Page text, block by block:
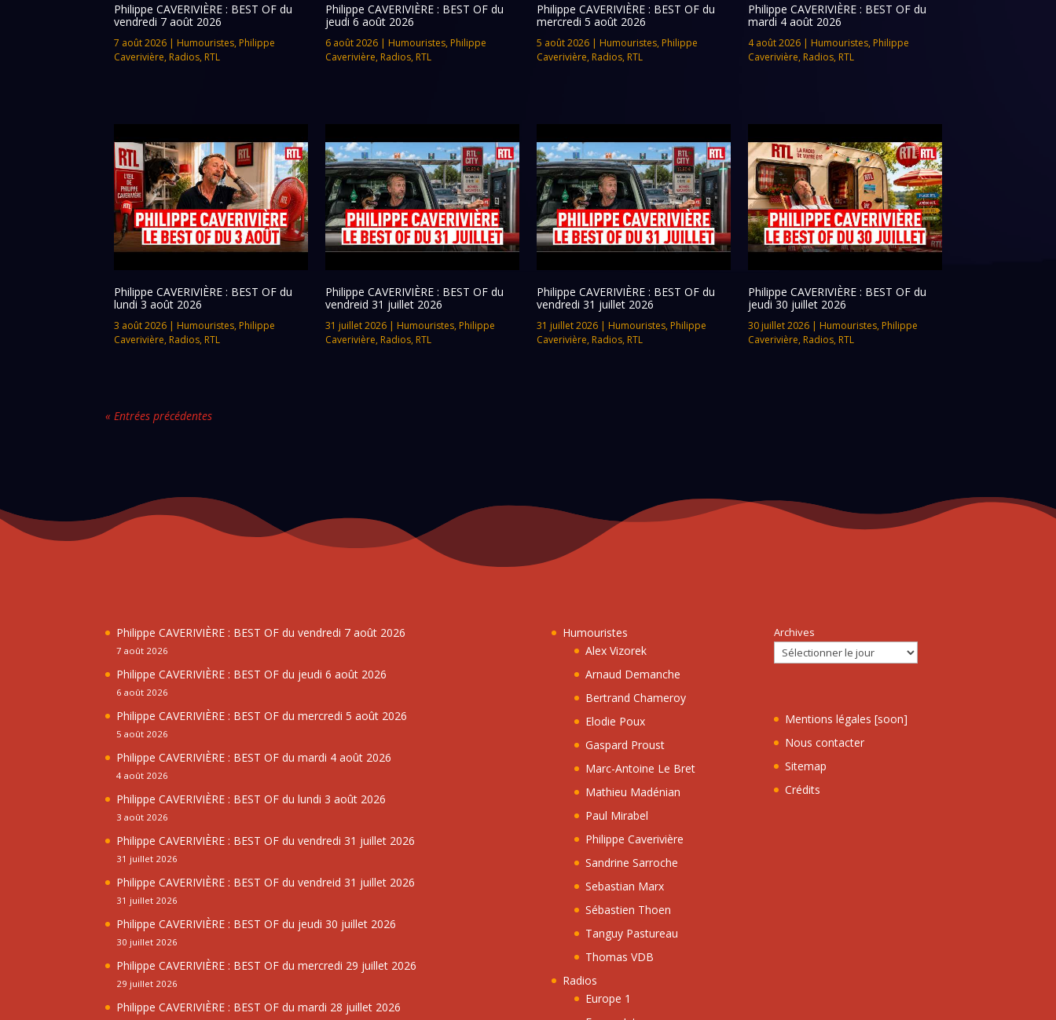
Philippe CAVERIVIÈRE : BEST OF du
vendredi 7 août 2026
7 août 2026 | Humouristes, Philippe
Caverivière, Radios, RTL
Philippe CAVERIVIÈRE : BEST OF du
jeudi 6 août 2026
6 août 2026| Humouristes, Philippe
Caverivière, Radios, RTL
Philippe CAVERIVIÈRE : BEST OF du
mercredi 5 août 2026
5 août 2026| Humouristes, Philippe
Caverivière, Radios, RTL
Philippe CAVERIVIÈRE : BEST OF du
mardi 4 août 2026
4 août 2026| Humouristes, Philippe
Caverivière, Radios, RTL
Philippe CAVERIVIÈRE : BEST OF du
lundi 3 août 2026
3 août 2026 | Humouristes, Philippe
Caverivière, Radios, RTL
Philippe CAVERIVIÈRE : BEST OF du
vendreid 31 juillet 2026
31 juillet 2026| Humouristes, Philippe
Caverivière, Radios, RTL
Philippe CAVERIVIÈRE : BEST OF du
vendredi 31 juillet 2026
31 juillet 2026| Humouristes, Philippe
Caverivière, Radios, RTL
Philippe CAVERIVIÈRE : BEST OF du
jeudi 30 juillet 2026
30 juillet 2026| Humouristes, Philippe
Caverivière, Radios, RTL
« Entrées précédentes
Philippe CAVERIVIÈRE : BEST OF du vendredi 7 août 2026
7 août 2026
Philippe CAVERIVIÈRE : BEST OF du jeudi 6 août 2026
6 août 2026
Philippe CAVERIVIÈRE : BEST OF du mercredi 5 août 2026
5 août 2026
Philippe CAVERIVIÈRE : BEST OF du mardi 4 août 2026
4 août 2026
Philippe CAVERIVIÈRE : BEST OF du lundi 3 août 2026
3 août 2026
Philippe CAVERIVIÈRE : BEST OF du vendredi 31 juillet 2026
31 juillet 2026
Philippe CAVERIVIÈRE : BEST OF du vendreid 31 juillet 2026
31 juillet 2026
Philippe CAVERIVIÈRE : BEST OF du jeudi 30 juillet 2026
30 juillet 2026
Philippe CAVERIVIÈRE : BEST OF du mercredi 29 juillet 2026
29 juillet 2026
Philippe CAVERIVIÈRE : BEST OF du mardi 28 juillet 2026
Humouristes
Alex Vizorek
Arnaud Demanche
Bertrand Chameroy
Elodie Poux
Gaspard Proust
Marc-Antoine Le Bret
Mathieu Madénian
Paul Mirabel
Philippe Caverivière
Sandrine Sarroche
Sebastian Marx
Sébastien Thoen
Tanguy Pastureau
Thomas VDB
Radios
Europe 1
Archives
Mentions légales [soon]
Nous contacter
Sitemap
Crédits